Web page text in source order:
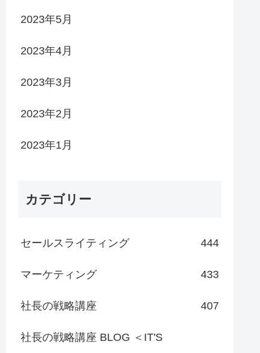
2023年5月
2023年4月
2023年3月
2023年2月
2023年1月
カテゴリー
セールスライティング 444
マーケティング 433
社長の戦略講座 407
社長の戦略講座 BLOG ＜IT'S